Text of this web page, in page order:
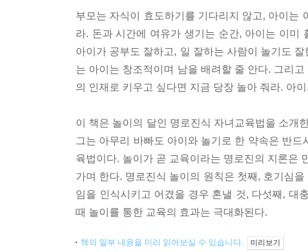
부모는 자식이 효도하기를 기다리지 않고, 아이는
라. 돈과 시간에 여유가 생기는 순간, 아이는 이미
아이가 공부도 잘하고, 일 잘하는 사람이 놀기도
는 아이는 창조적이며 남을 배려할 줄 안다. 그리
의 인재로 키우고 싶다면 지금 당장 놀아 줘라. 아
이 책은 놀이의 달인 명로진식 자녀교육법을 소개
그는 아무리 바빠도 아이와 놀기로 한 약속은 반
육법이다. 놀이가 곧 교육이라는 명로진의 지론은
가며 한다. 명로진식 놀이의 원칙은 첫째, 호기심
임을 인식시키고 어겼을 경우 혼낼 것, 다섯째, 대
때 놀이를 통한 교육의 효과는 극대화된다.
책의 일부 내용을 미리 읽어보실 수 있습니다. 미리보기